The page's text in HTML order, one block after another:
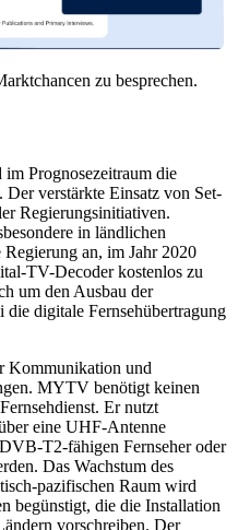
zu besprechen.
Prognosezeitraum die
verstärkte Einsatz von Set-
Regierungsinitiativen.
in ländlichen
an, im Jahr 2020
TV-Decoder kostenlos zu
um den Ausbau der
digitale Fernsehübertragung
Kommunikation und
MYTV benötigt keinen
Er nutzt
eine UHF-Antenne
T2-fähigen Fernseher oder
Das Wachstum des
pazifischen Raum wird
begünstigt, die die Installation
vorschreiben. Der